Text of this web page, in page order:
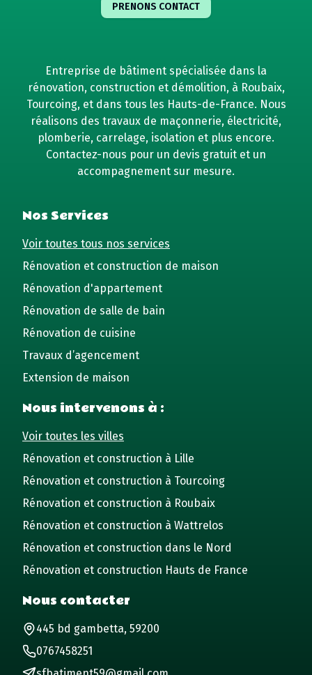
PRENONS CONTACT
Entreprise de bâtiment spécialisée dans la
rénovation, construction et démolition, à Roubaix,
Tourcoing, et dans tous les Hauts-de-France. Nous
réalisons des travaux de maçonnerie, électricité,
plomberie, carrelage, isolation et plus encore.
Contactez-nous pour un devis gratuit et un
accompagnement sur mesure.
Nos Services
Voir toutes tous nos services
Rénovation et construction de maison
Rénovation d'appartement
Rénovation de salle de bain
Rénovation de cuisine
Travaux d’agencement
Extension de maison
Nous intervenons à :
Voir toutes les villes
Rénovation et construction à Lille
Rénovation et construction à Tourcoing
Rénovation et construction à Roubaix
Rénovation et construction à Wattrelos
Rénovation et construction dans le Nord
Rénovation et construction Hauts de France
Nous contacter
445 bd gambetta, 59200
0767458251